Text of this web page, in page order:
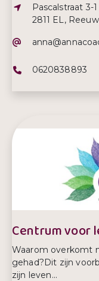
Adres:
Pascalstraat 3-1
2811 EL,
E-mailadres:
0620838893
Centrum voor
Waarom overkomt
gehad?Dit zijn
zijn leven...